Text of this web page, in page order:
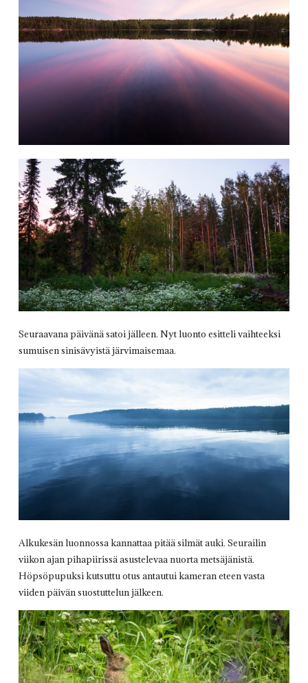
Seuraavana päivänä satoi jälleen. Nyt luonto esitteli vaihteeksi
sumuisen sinisävyistä järvimaisemaa.
Alkukesän luonnossa kannattaa pitää silmät auki. Seurailin
viikon ajan pihapiirissä asustelevaa nuorta metsäjänistä.
Höpsöpupuksi kutsuttu otus antautui kameran eteen vasta
viiden päivän suostuttelun jälkeen.